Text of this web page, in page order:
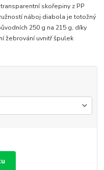
skořepiny z PP
náboj diabola je totožný
250 g na 215 g, díky
žebrování uvnitř špulek